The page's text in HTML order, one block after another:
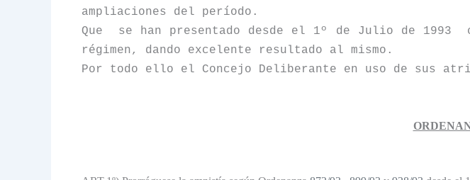
ampliaciones del período.
Que
se han presentado desde el 1º de Julio de 1993
régimen, dando excelente resultado al mismo.
Por todo ello el Concejo Deliberante en uso de sus